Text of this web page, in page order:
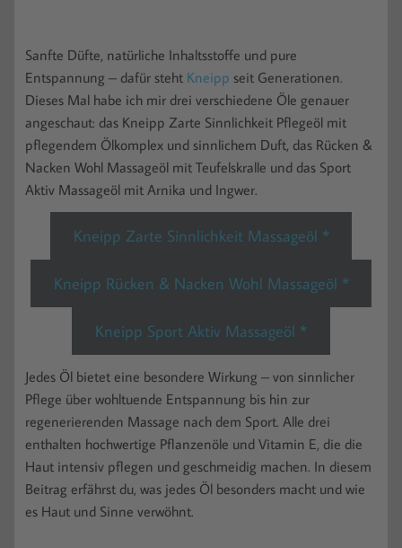
Sanfte Düfte, natürliche Inhaltsstoffe und pure
Entspannung – dafür steht Kneipp seit Generationen.
Dieses Mal habe ich mir drei verschiedene Öle genauer
angeschaut: das Kneipp Zarte Sinnlichkeit Pflegeöl mit
pflegendem Ölkomplex und sinnlichem Duft, das Rücken &
Nacken Wohl Massageöl mit Teufelskralle und das Sport
Aktiv Massageöl mit Arnika und Ingwer.
Kneipp Zarte Sinnlichkeit Massageöl *
Kneipp Rücken & Nacken Wohl Massageöl *
Kneipp Sport Aktiv Massageöl *
Jedes Öl bietet eine besondere Wirkung – von sinnlicher
Pflege über wohltuende Entspannung bis hin zur
regenerierenden Massage nach dem Sport. Alle drei
enthalten hochwertige Pflanzenöle und Vitamin E, die die
Haut intensiv pflegen und geschmeidig machen. In diesem
Beitrag erfährst du, was jedes Öl besonders macht und wie
es Haut und Sinne verwöhnt.